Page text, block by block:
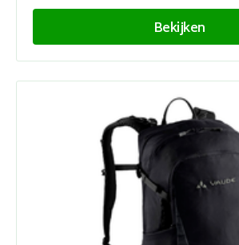
Bekijken